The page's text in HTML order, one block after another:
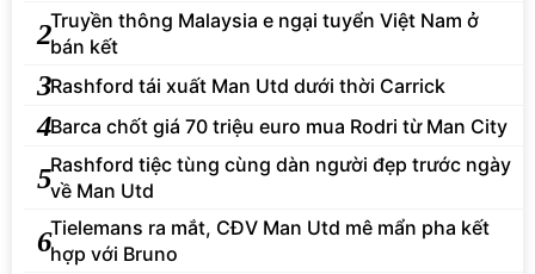
2Truyền thông Malaysia e ngại tuyển Việt Nam ở
bán kết
3Rashford tái xuất Man Utd dưới thời Carrick
4Barca chốt giá 70 triệu euro mua Rodri từ Man City
5Rashford tiệc tùng cùng dàn người đẹp trước ngày
về Man Utd
6Tielemans ra mắt, CĐV Man Utd mê mẩn pha kết
hợp với Bruno